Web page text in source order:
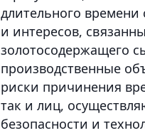
длительного
и интересов,
золотосодержащего
производственные
риски причинения
так и лиц,
безопасности и